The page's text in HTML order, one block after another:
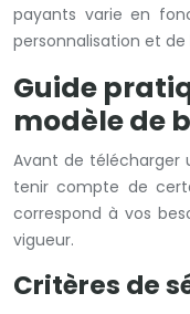
payants varie en
personnalisation et
Guide
modèle de
Avant de télécharger
tenir compte de
correspond à vos
vigueur.
Critères de